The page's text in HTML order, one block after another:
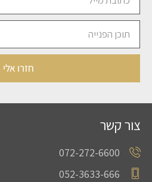
חזרו אלי
צור קשר
072-272-6600
052-3633-666